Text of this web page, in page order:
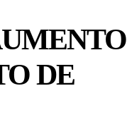
DE